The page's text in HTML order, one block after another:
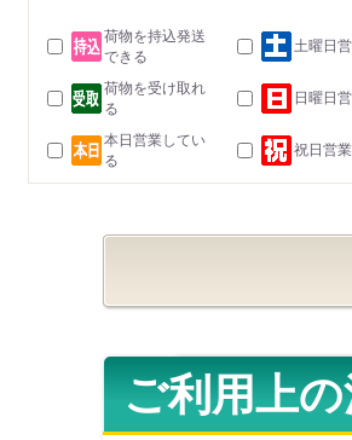
荷物を持込発送
できる
土曜日
荷物を受け取れ
る
日曜日
本日営業してい
る
祝日営業
ご利用上